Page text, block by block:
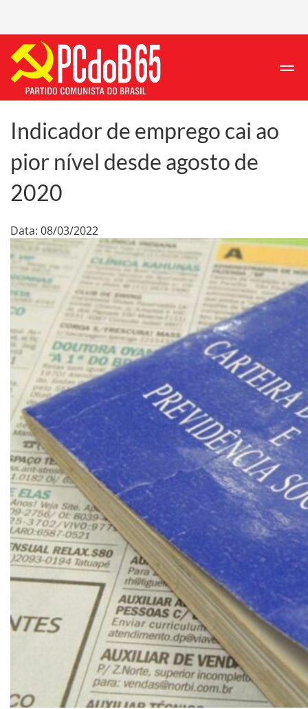
Indicador de emprego cai ao
pior nível desde agosto de
2020
Data: 08/03/2022